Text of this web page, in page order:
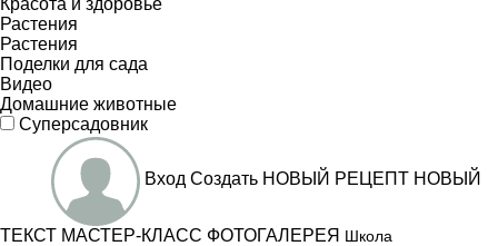
Красота и здоровье
Растения
Растения
Поделки для сада
Видео
Домашние животные
Суперсадовник
Вход Создать НОВЫЙ РЕЦЕПТ НОВЫЙ
ТЕКСТ МАСТЕР-КЛАСС ФОТОГАЛЕРЕЯ Школа